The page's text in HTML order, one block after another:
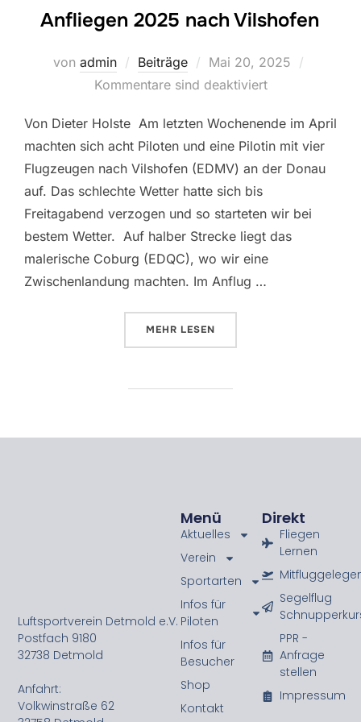
Anfliegen 2025 nach Vilshofen
von admin Beiträge
Mai 20, 2025
Kommentare sind deaktiviert
Von Dieter Holste Am letzten Wochenende im April
machten sich acht Piloten und eine Pilotin mit vier
Flugzeugen nach Vilshofen (EDMV) an der Donau
auf. Das schlechte Wetter hatte sich bis
Freitagabend verzogen und so starteten wir bei
bestem Wetter. Auf halber Strecke liegt das
malerische Coburg (EDQC), wo wir eine
Zwischenlandung machten. Im Anflug …
MEHR LESEN
Luftsportverein Detmold e.V.
Postfach 9180
32738 Detmold
Anfahrt:
Volkwinstraße 62
Direkt
Fliegen
Lernen
Segelflug
PPR -
Anfrage
stellen
Impressum
Menü
Aktuelles
Verein
Sportarten
Infos für
Piloten
Infos für
Besucher
Shop
Kontakt